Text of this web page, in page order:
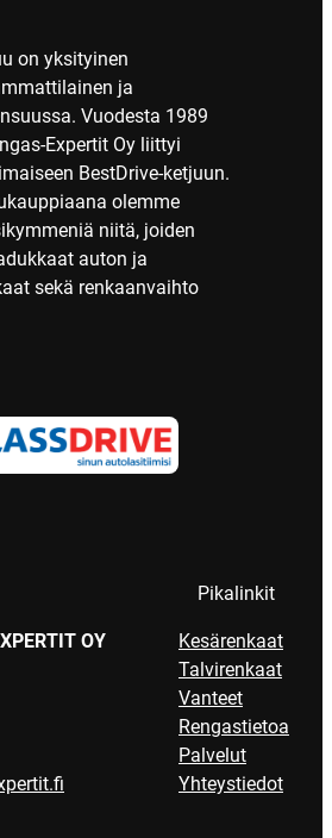
on yksityinen
ja
Vuodesta 1989
Expertit Oy liittyi
BestDrive-ketjuun.
olemme
niitä, joiden
auton ja
sekä renkaanvaihto
OY
Pikalinkit
Kesärenkaat
Talvirenkaat
Vanteet
Rengastietoa
Palvelut
Yhteystiedot